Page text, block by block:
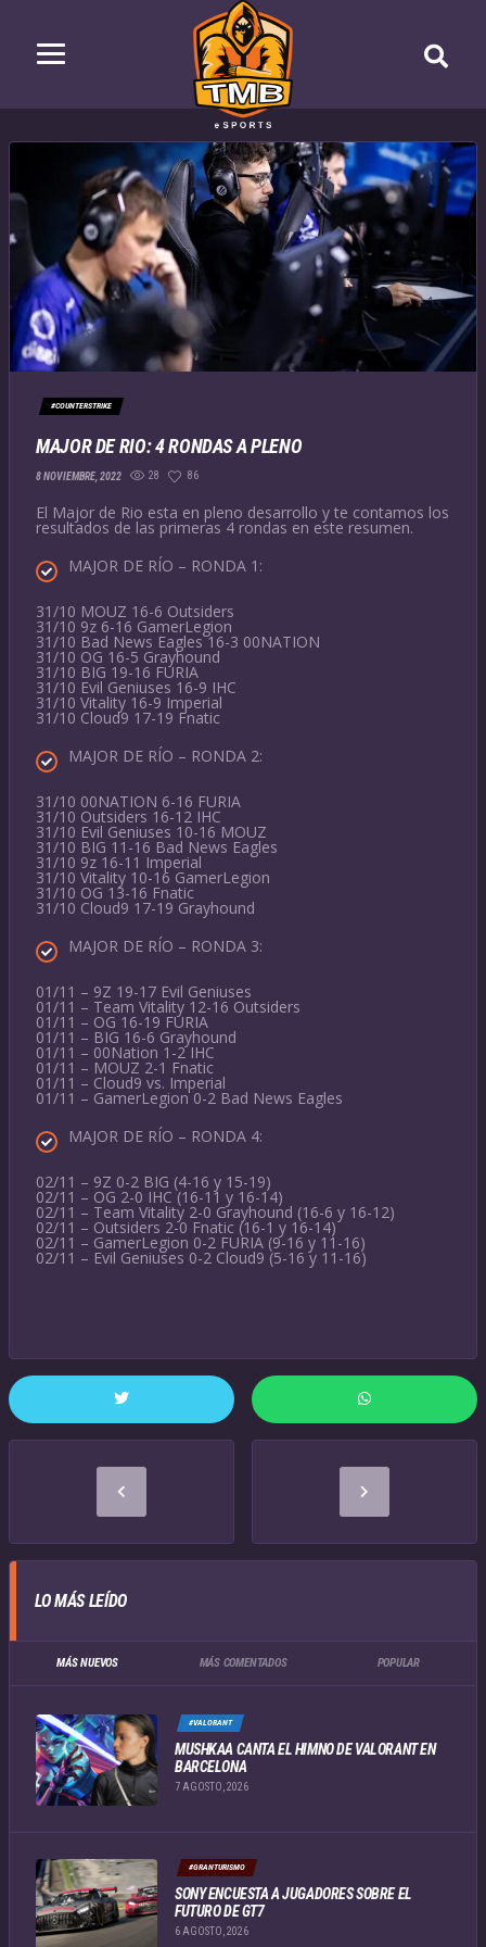
#COUNTERSTRIKE
MAJOR DE RIO: 4 RONDAS A PLENO
8 NOVIEMBRE, 2022 28 86
El Major de Rio esta en pleno desarrollo y te contamos los
resultados de las primeras 4 rondas en este resumen.
MAJOR DE RÍO – RONDA 1:
31/10 MOUZ 16-6 Outsiders
31/10 9z 6-16 GamerLegion
31/10 Bad News Eagles 16-3 00NATION
31/10 OG 16-5 Grayhound
31/10 BIG 19-16 FURIA
31/10 Evil Geniuses 16-9 IHC
31/10 Vitality 16-9 Imperial
31/10 Cloud9 17-19 Fnatic
MAJOR DE RÍO – RONDA 2:
31/10 00NATION 6-16 FURIA
31/10 Outsiders 16-12 IHC
31/10 Evil Geniuses 10-16 MOUZ
31/10 BIG 11-16 Bad News Eagles
31/10 9z 16-11 Imperial
31/10 Vitality 10-16 GamerLegion
31/10 OG 13-16 Fnatic
31/10 Cloud9 17-19 Grayhound
MAJOR DE RÍO – RONDA 3:
01/11 – 9Z 19-17 Evil Geniuses
01/11 – Team Vitality 12-16 Outsiders
01/11 – OG 16-19 FURIA
01/11 – BIG 16-6 Grayhound
01/11 – 00Nation 1-2 IHC
01/11 – MOUZ 2-1 Fnatic
01/11 – Cloud9 vs. Imperial
01/11 – GamerLegion 0-2 Bad News Eagles
MAJOR DE RÍO – RONDA 4:
02/11 – 9Z 0-2 BIG (4-16 y 15-19)
02/11 – OG 2-0 IHC (16-11 y 16-14)
02/11 – Team Vitality 2-0 Grayhound (16-6 y 16-12)
02/11 – Outsiders 2-0 Fnatic (16-1 y 16-14)
02/11 – GamerLegion 0-2 FURIA (9-16 y 11-16)
02/11 – Evil Geniuses 0-2 Cloud9 (5-16 y 11-16)
LO MÁS LEÍDO
MÁS NUEVOS MÁS COMENTADOS POPULAR
#VALORANT
MUSHKAA CANTA EL HIMNO DE VALORANT EN
BARCELONA
7 AGOSTO, 2026
#GRANTURISMO
SONY ENCUESTA A JUGADORES SOBRE EL
FUTURO DE GT7
6 AGOSTO, 2026